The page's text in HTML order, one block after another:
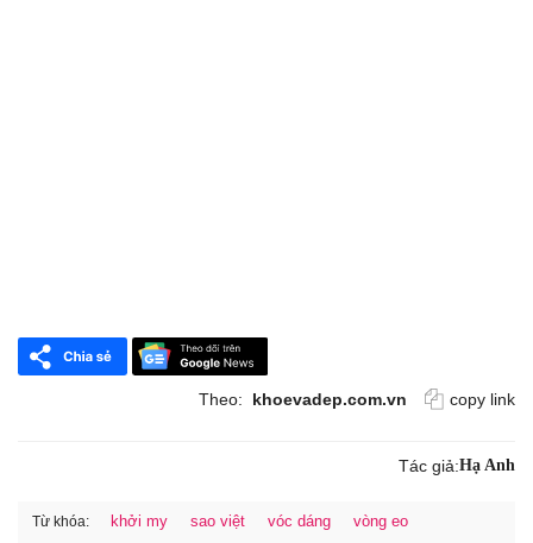
Theo: khoevadep.com.vn copy link
Tác giả:Hạ Anh
Từ khóa: khởi my sao việt vóc dáng vòng eo